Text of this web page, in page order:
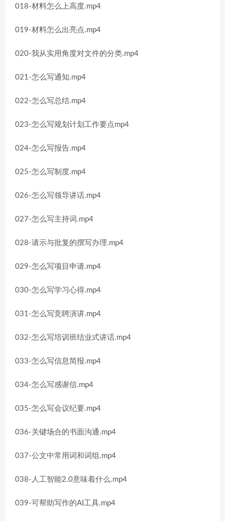
018-材料怎么上高度.mp4
019-材料怎么出亮点.mp4
020-我从实用角度对文件的分类.mp4
021-怎么写通知.mp4
022-怎么写总结.mp4
023-怎么写规划计划工作要点mp4
024-怎么写报告.mp4
025-怎么写制度.mp4
026-怎么写领导讲话.mp4
027-怎么写主持词.mp4
028-请示与批复的撰写办理.mp4
029-怎么写项目申请.mp4
030-怎么写学习心得.mp4
031-怎么写竞聘演讲.mp4
032-怎么写培训班结业式讲话.mp4
033-怎么写信息简报.mp4
034-怎么写感谢信.mp4
035-怎么写会议纪要.mp4
036-关键场合的书面沟通.mp4
037-公文中常用词和词组.mp4
038-人工智能2.0意味着什么.mp4
039-可帮助写作的AI工具.mp4